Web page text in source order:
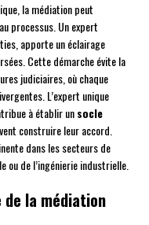
la médiation peut
processus. Un expert
apporte un éclairage
Cette démarche évite la
judiciaires, où chaque
L’expert unique
à établir unsocle
construire leur accord.
dans les secteurs de
ou de l’ingénierie industrielle.
de la médiation